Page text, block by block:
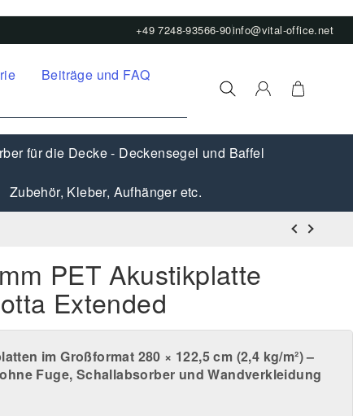
+49 7248-93566-90info@vital-office.net
Beiträge und FAQ
für die Decke - Deckensegel und Baffel
Zubehör, Kleber, Aufhänger etc.
PET Akustikplatte
Extended
im Großformat 280 × 122,5 cm (2,4 kg/m²) –
Fuge, Schallabsorber und Wandverkleidung